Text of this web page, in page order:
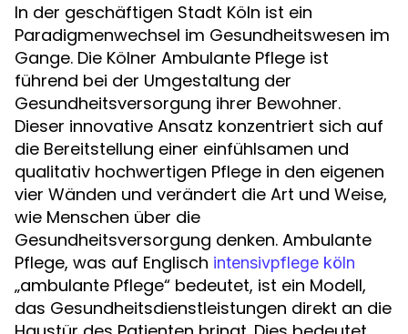
In der geschäftigen Stadt Köln ist ein
Paradigmenwechsel im Gesundheitswesen im
Gange. Die Kölner Ambulante Pflege ist
führend bei der Umgestaltung der
Gesundheitsversorgung ihrer Bewohner.
Dieser innovative Ansatz konzentriert sich auf
die Bereitstellung einer einfühlsamen und
qualitativ hochwertigen Pflege in den eigenen
vier Wänden und verändert die Art und Weise,
wie Menschen über die
Gesundheitsversorgung denken. Ambulante
Pflege, was auf Englisch intensivpflege köln
„ambulante Pflege“ bedeutet, ist ein Modell,
das Gesundheitsdienstleistungen direkt an die